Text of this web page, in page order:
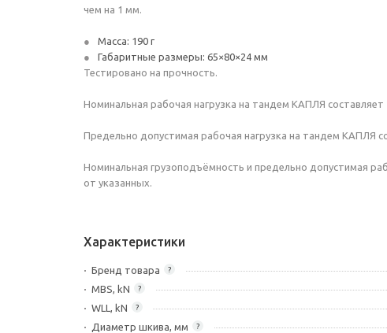
чем на 1 мм.
Масса: 190 г
Габаритные размеры: 65×80×24 мм
Тестировано на прочность.
Номинальная рабочая нагрузка на тандем КАПЛЯ
Предельно допустимая рабочая нагрузка на тандем КАПЛЯ
Номинальная грузоподъёмность и предельно допустимая
от указанных.
Характеристики
?
Бренд товара
?
MBS, kN
?
WLL, kN
?
Диаметр шкива, мм